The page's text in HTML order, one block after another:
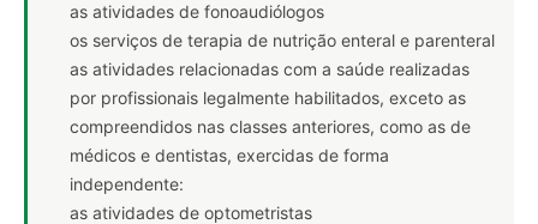
as atividades de fonoaudiólogos
os serviços de terapia de nutrição enteral e parenteral
as atividades relacionadas com a saúde realizadas
por profissionais legalmente habilitados, exceto as
compreendidos nas classes anteriores, como as de
médicos e dentistas, exercidas de forma
independente:
as atividades de optometristas